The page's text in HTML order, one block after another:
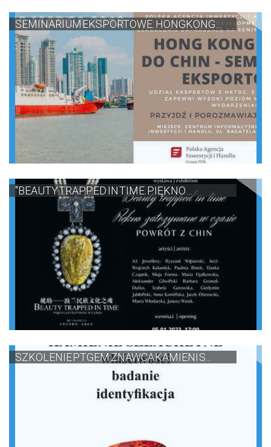
SEMINARIUM EKSPORTOWE: HONGKONG ...
"BEAUTY TRAPPED IN TIME. PIĘKNO ...
SZKOLENIE PTGEM ZNAWCA KAMIENI S...